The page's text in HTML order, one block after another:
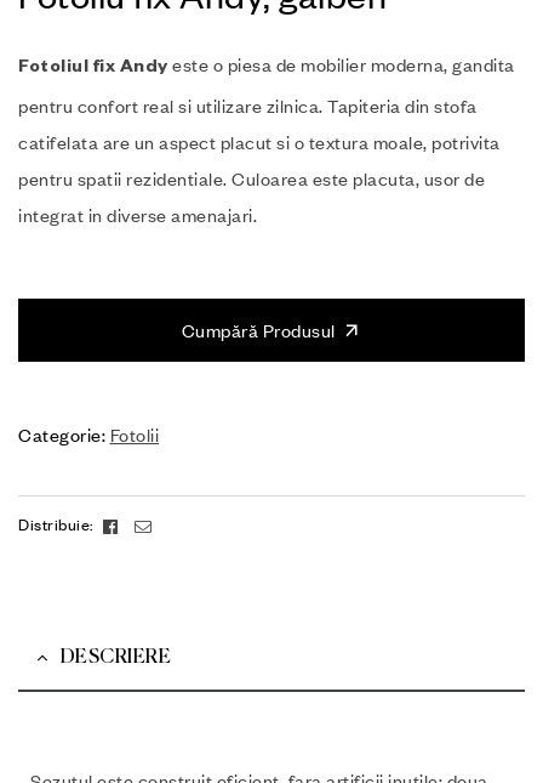
Fotoliul fix Andy este o piesa de mobilier moderna, gandita
pentru confort real si utilizare zilnica. Tapiteria din stofa
catifelata are un aspect placut si o textura moale, potrivita
pentru spatii rezidentiale. Culoarea este placuta, usor de
integrat in diverse amenajari.
Cumpără Produsul
Categorie: Fotolii
Distribuie: Facebook
Email
DESCRIERE